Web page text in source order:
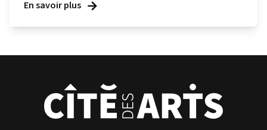
En savoir plus